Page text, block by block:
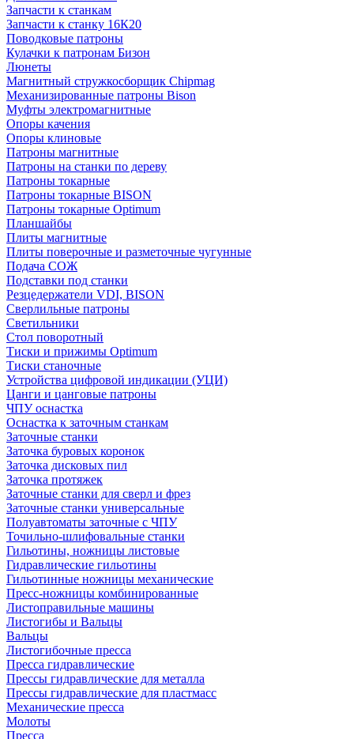
Запчасти к станкам
Запчасти к станку 16К20
Поводковые патроны
Кулачки к патронам Бизон
Люнеты
Магнитный стружкосборщик Chipmag
Механизированные патроны Bison
Муфты электромагнитные
Опоры качения
Опоры клиновые
Патроны магнитные
Патроны на станки по дереву
Патроны токарные
Патроны токарные BISON
Патроны токарные Optimum
Планшайбы
Плиты магнитные
Плиты поверочные и разметочные чугунные
Подача СОЖ
Подставки под станки
Резцедержатели VDI, BISON
Сверлильные патроны
Светильники
Стол поворотный
Тиски и прижимы Optimum
Тиски станочные
Устройства цифровой индикации (УЦИ)
Цанги и цанговые патроны
ЧПУ оснастка
Оснастка к заточным станкам
Заточные станки
Заточка буровых коронок
Заточка дисковых пил
Заточка протяжек
Заточные станки для сверл и фрез
Заточные станки универсальные
Полуавтоматы заточные с ЧПУ
Точильно-шлифовальные станки
Гильотины, ножницы листовые
Гидравлические гильотины
Гильотинные ножницы механические
Пресс-ножницы комбинированные
Листоправильные машины
Листогибы и Вальцы
Вальцы
Листогибочные пресса
Пресса гидравлические
Прессы гидравлические для металла
Прессы гидравлические для пластмасс
Механические пресса
Молоты
Пресса